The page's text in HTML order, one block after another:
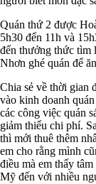
Quán thứ 2 được
5h30 đến 11h và
đến thưởng thức tìm
Nhơn ghé quán để
Chia sẻ về thời gian
vào kinh doanh
các công việc quán
giảm thiểu chi phí.
thì mới thuê thêm
em cho rằng mình
điều mà em thấy
Mỹ đến với nhiều